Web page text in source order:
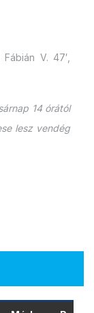
V. 47′,
14 órától
lesz vendég